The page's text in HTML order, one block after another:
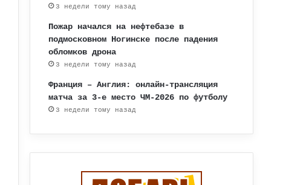
3 недели тому назад
Пожар начался на нефтебазе в
подмосковном Ногинске после падения
обломков дрона
3 недели тому назад
Франция – Англия: онлайн-трансляция
матча за 3-е место ЧМ-2026 по футболу
3 недели тому назад